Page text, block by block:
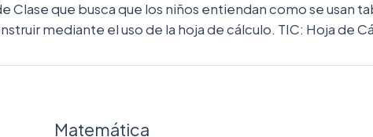
Clase que busca que los niños entiendan como se usan
mediante el uso de la hoja de cálculo. TIC: Hoja de
Matemática